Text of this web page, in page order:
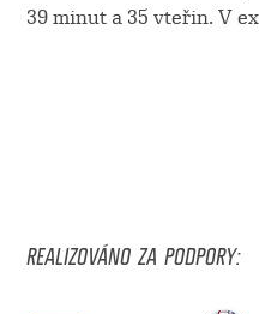
39 minut a 35 vteřin. V
REALIZOVÁNO ZA PODPORY: